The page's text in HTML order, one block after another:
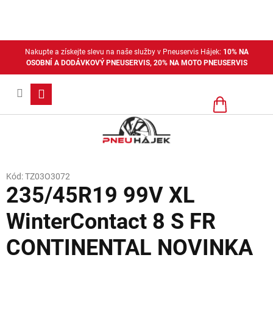
Nakupte a získejte slevu na naše služby v Pneuservis Hájek: 10% NA
OSOBNÍ A DODÁVKOVÝ PNEUSERVIS, 20% NA MOTO PNEUSERVIS
Nákupní
235/45R19 99V XL
WinterContact 8 S FR
CONTINENTAL NOVINKA
Kód:TZ03O3072